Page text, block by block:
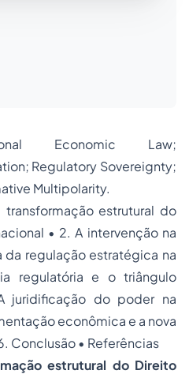
Economic Law;
Regulatory Sovereignty;
Multipolarity.
transformação estrutural do
• 2. A intervenção na
da regulação estratégica na
regulatória e o triângulo
juridificação do poder na
econômica e a nova
Conclusão • Referências
estrutural do Direito